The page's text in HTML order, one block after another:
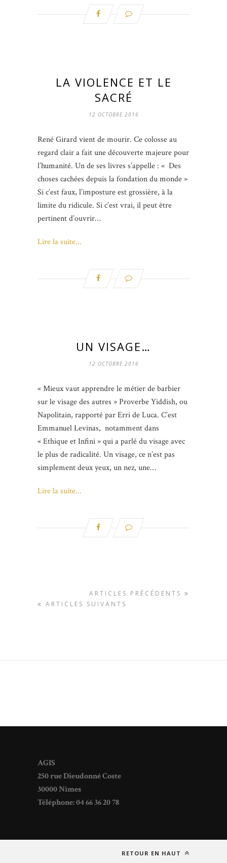
LA VIOLENCE ET LE
SACRÉ
12 OCTOBRE 2016
René Girard vient de mourir. Ce colosse au
regard clair a fait une découverte majeure pour
l’humanité. Un de ses livres s’appelle : « Des
choses cachées depuis la fondation du monde »
Si c’est faux, l’imposture est grossière, à la
limite du ridicule. Si c’est vrai, il peut être
pertinent d’ouvrir…
Lire la suite...
UN VISAGE…
12 OCTOBRE 2016
« Mieux vaut apprendre le métier de barbier
sur le visage des autres » Proverbe Yiddish, ou
Napolitain, rapporté par Erri de Luca. C’est
Emmanuel Levinas, notamment dans
« Ethique et Infini » qui a parlé du visage avec
le plus de radicalité. Un visage, ce n’est pas
simplement deux yeux, un nez, une…
Lire la suite...
ARTICLES PRÉCÉDENTS
ARTICLES SUIVANTS
AGIS
250 rue Dieudonné Coste
30000 Nîmes
Téléphone: 04 66 36 20 78
RETOUR EN HAUT